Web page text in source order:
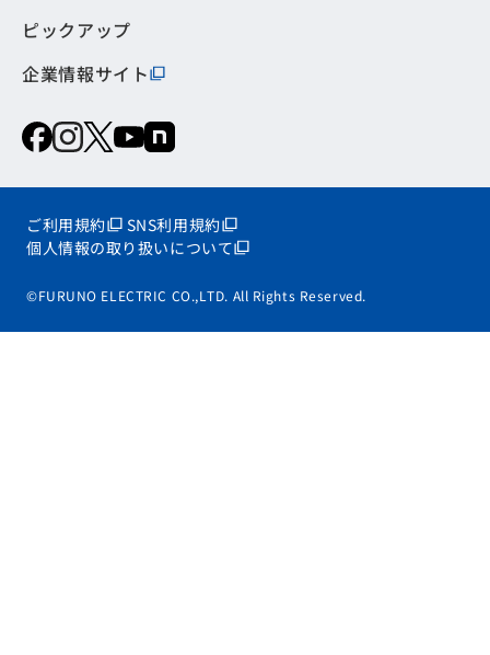
ピックアップ
企業情報サイト
ご利用規約
SNS利用規約
個人情報の取り扱いについて
©FURUNO ELECTRIC CO.,LTD. All Rights Reserved.